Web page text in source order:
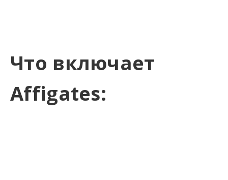
Что включает
Affigates: